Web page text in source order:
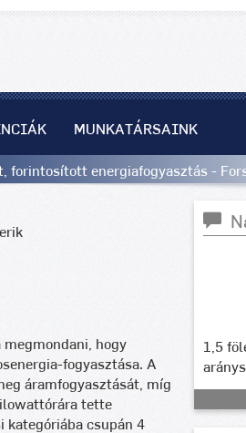
MUNKATÁRSAINK
forintosított energiafogyasztás -
hogy
fogyasztása. A
áramfogyasztását, míg
tette
kategóriába csupán 4
1,5